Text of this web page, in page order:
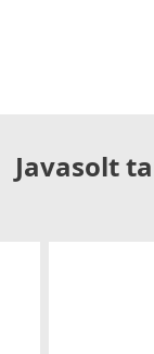
Javasolt